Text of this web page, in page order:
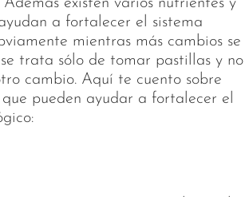
existen varios nutrientes y
a fortalecer el sistema
mientras más cambios se
trata sólo de tomar pastillas y no
cambio. Aquí te cuento sobre
pueden ayudar a fortalecer el